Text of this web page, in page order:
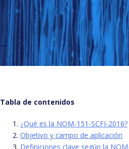
Tabla de contenidos
¿Qué es la NOM-151-SCFI-2016?
Objetivo y campo de aplicación
Definiciones clave según la